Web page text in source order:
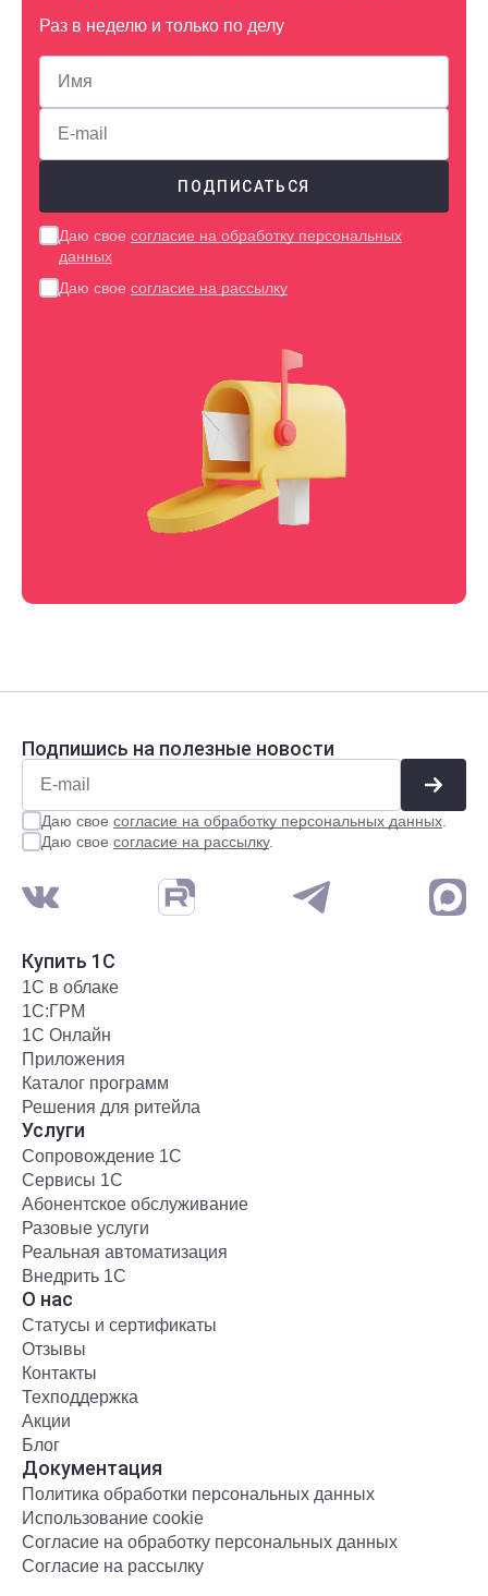
Раз в неделю и только по делу
Даю свое согласие на обработку персональных
данных
Даю свое согласие на рассылку
Подпишись на полезные новости
Даю свое согласие на обработку персональных данных.
Даю свое согласие на рассылку.
Купить 1С
1С в облаке
1С:ГРМ
1С Онлайн
Приложения
Каталог программ
Решения для ритейла
Услуги
Сопровождение 1С
Сервисы 1С
Абонентское обслуживание
Разовые услуги
Реальная автоматизация
Внедрить 1С
О нас
Статусы и сертификаты
Отзывы
Контакты
Техподдержка
Акции
Блог
Документация
Политика обработки персональных данных
Использование cookie
Согласие на обработку персональных данных
Согласие на рассылку